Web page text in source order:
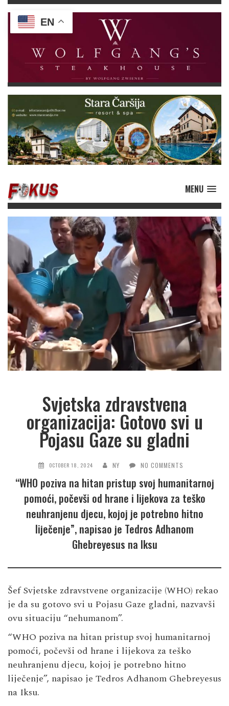
MENU
Svjetska zdravstvena
organizacija: Gotovo svi u
Pojasu Gaze su gladni
OCTOBER 18, 2024 NY NO COMMENTS
“WHO poziva na hitan pristup svoj humanitarnoj
pomoći, počevši od hrane i lijekova za teško
neuhranjenu djecu, kojoj je potrebno hitno
liječenje”, napisao je Tedros Adhanom
Ghebreyesus na Iksu
Šef Svjetske zdravstvene organizacije (WHO) rekao
je da su gotovo svi u Pojasu Gaze gladni, nazvavši
ovu situaciju “nehumanom”.
“WHO poziva na hitan pristup svoj humanitarnoj
pomoći, počevši od hrane i lijekova za teško
neuhranjenu djecu, kojoj je potrebno hitno
liječenje”, napisao je Tedros Adhanom Ghebreyesus
na Iksu.
EN